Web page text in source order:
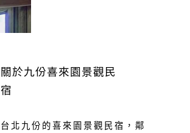
關於九份喜來園景觀民
宿
台北九份的喜來園景觀民宿，鄰